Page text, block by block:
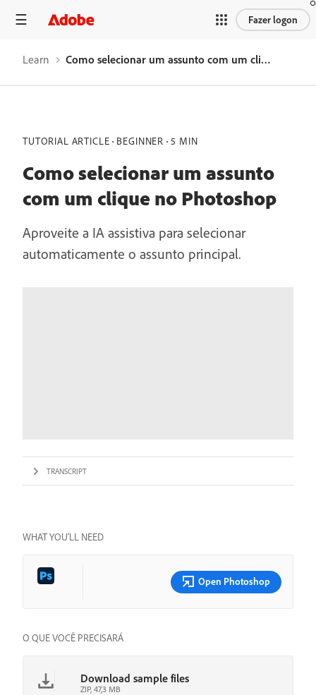
Fazer logon
Learn Como selecionar um assunto com um clique no Photoshop
TUTORIAL ARTICLE BEGINNER 5 MIN
Como selecionar um assunto
com um clique no Photoshop
Aproveite a IA assistiva para selecionar
automaticamente o assunto principal.
TRANSCRIPT
WHAT YOU’LL NEED
Open Photoshop
O QUE VOCÊ PRECISARÁ
Download sample files
ZIP, 47,3 MB